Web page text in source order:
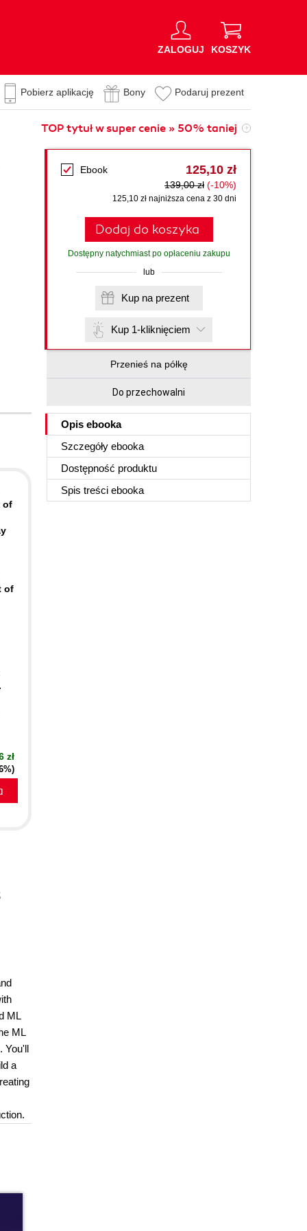
ZALOGUJ KOSZYK
Pobierz aplikację Bony Podaruj prezent
TOP tytuł w super cenie » 50% taniej
Ebook 125,10 zł
139,00 zł (-10%)
125,10 zł najniższa cena z 30 dni
Dodaj do koszyka
Dostępny natychmiast po opłaceniu zakupu
lub
Kup na prezent
Kup 1-kliknięciem
Przenieś na półkę
Do przechowalni
Opis ebooka
Szczegóły ebooka
Dostępność produktu
Spis treści ebooka
of
of
zł
ML
ML
You'll
a